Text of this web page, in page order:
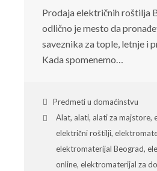
Prodaja električnih roštilja
odlično je mesto da
saveznika za tople, letnje i
Kada spomenemo…
Predmeti u domaćinstvu
Alat, alati, alati za majstore,
električni roštilji,
elektromaterijal Beograd,
online, elektromaterijal za